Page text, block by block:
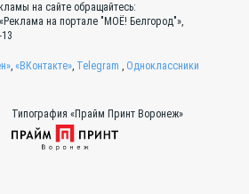
на сайте обращайтесь:
на портале "МОЁ! Белгород"»,
, «ВКонтакте», Telegram , Одноклассники
Типография «Прайм Принт Воронеж»